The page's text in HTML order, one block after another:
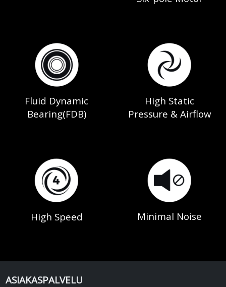
Fluid Dynamic
Bearing(FDB)
High Static
Pressure & Airflow
High Speed Minimal Noise
ASIAKASPALVELU